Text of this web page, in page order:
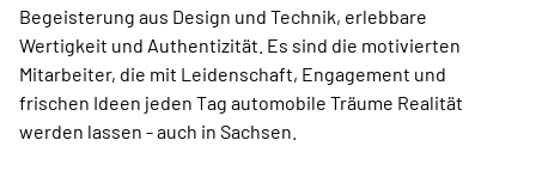
Begeisterung aus Design und Technik, erlebbare
Wertigkeit und Authentizität. Es sind die motivierten
Mitarbeiter, die mit Leidenschaft, Engagement und
frischen Ideen jeden Tag automobile Träume Realität
werden lassen - auch in Sachsen.